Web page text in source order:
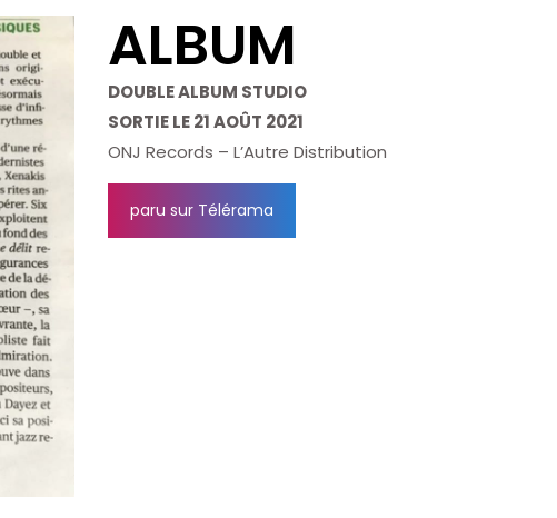
ALBUM
DOUBLE ALBUM STUDIO
SORTIE LE 21 AOÛT 2021
ONJ Records – L’Autre Distribution
paru sur Télérama